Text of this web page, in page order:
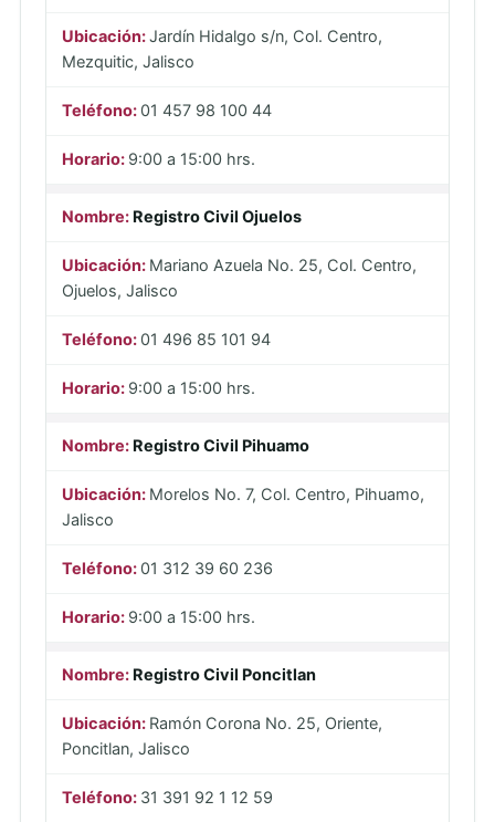
Jardín Hidalgo s/n, Col. Centro,
Mezquitic, Jalisco
01 457 98 100 44
9:00 a 15:00 hrs.
Registro Civil Ojuelos
Mariano Azuela No. 25, Col. Centro,
Ojuelos, Jalisco
01 496 85 101 94
9:00 a 15:00 hrs.
Registro Civil Pihuamo
Morelos No. 7, Col. Centro, Pihuamo,
Jalisco
01 312 39 60 236
9:00 a 15:00 hrs.
Registro Civil Poncitlan
Ramón Corona No. 25, Oriente,
Poncitlan, Jalisco
31 391 92 1 12 59